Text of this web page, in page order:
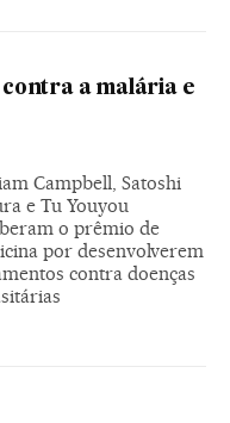
a malária e
Campbell, Satoshi
e Tu Youyou
o prêmio de
por desenvolverem
contra doenças